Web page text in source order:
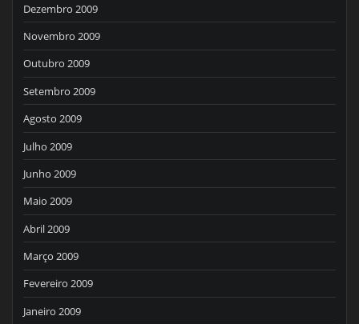
Dezembro 2009
Novembro 2009
Outubro 2009
Setembro 2009
Agosto 2009
Julho 2009
Junho 2009
Maio 2009
Abril 2009
Março 2009
Fevereiro 2009
Janeiro 2009